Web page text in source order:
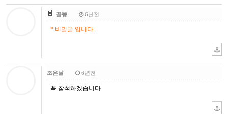
꼴똥 6년전
* 비밀글 입니다.
조은날 6년전
꼭 참석하겠습니다